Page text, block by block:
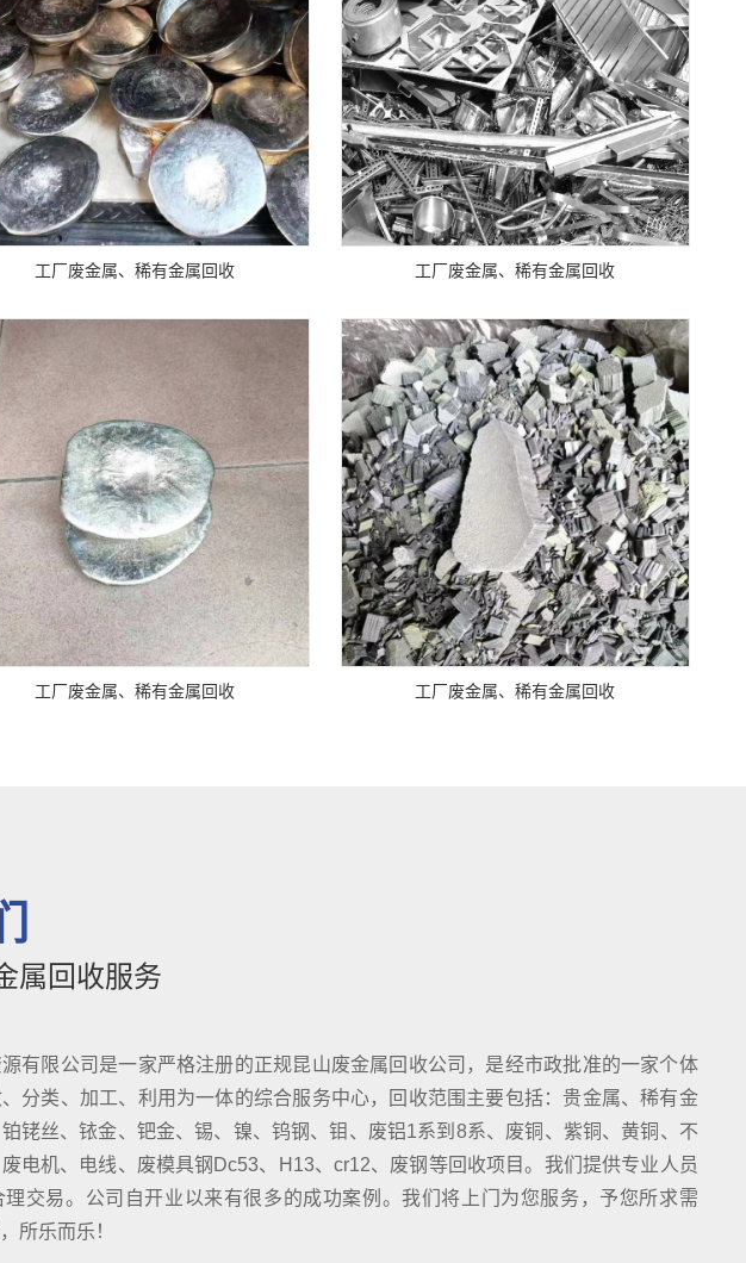
工厂废金属、稀有金属回收 工厂废金属、稀有金属回收
工厂废金属、稀有金属回收 工厂废金属、稀有金属回收
属回收服务
有限公司是一家严格注册的正规昆山废金属回收公司，是经市政批准的一家个体
分类、加工、利用为一体的综合服务中心，回收范围主要包括：贵金属、稀有金
铑丝、铱金、钯金、锡、镍、钨钢、钼、废铝1系到8系、废铜、紫铜、黄铜、不
电机、电线、废模具钢Dc53、H13、cr12、废钢等回收项目。我们提供专业人员
理交易。公司自开业以来有很多的成功案例。我们将上门为您服务，予您所求需
所乐而乐！